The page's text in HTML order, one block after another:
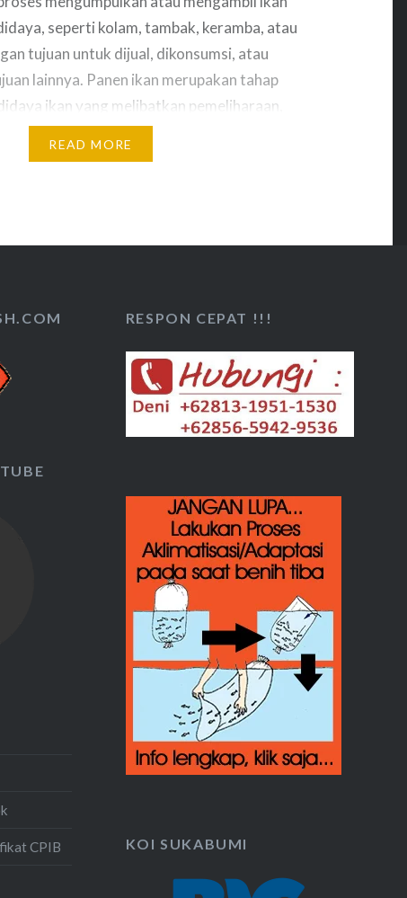
seperti kolam, tambak, keramba, atau
tujuan untuk dijual, dikonsumsi, atau
lainnya. Panen ikan merupakan tahap
ikan yang melibatkan pemeliharaan,
pertumbuhan, dan manajemen
periode budidaya. Proses panen ikan
READ MORE
RESPON CEPAT !!!
CPIB KOI SUKABUMI